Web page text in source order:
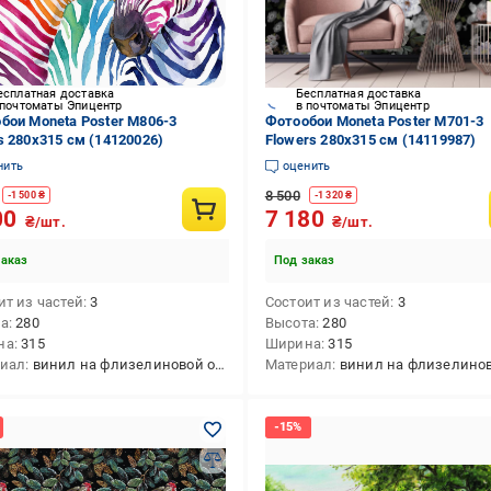
доставка
Эпицентр
Moneta Poster M806-3
280х315 см (14120026)
-1 500₴
₴/шт.
из частей 3
280
315
винил на флизелиновой основе
Бесплатная доставка
в почтоматы Эпицентр
Фотообои Moneta Poster M701-3
Flowers 280х315 см (14119987)
оценить
8 500 -1 320₴
7 180 ₴/шт.
Под заказ
Состоит из частей 3
Высота 280
Ширина 315
Материал винил на флизелиновой